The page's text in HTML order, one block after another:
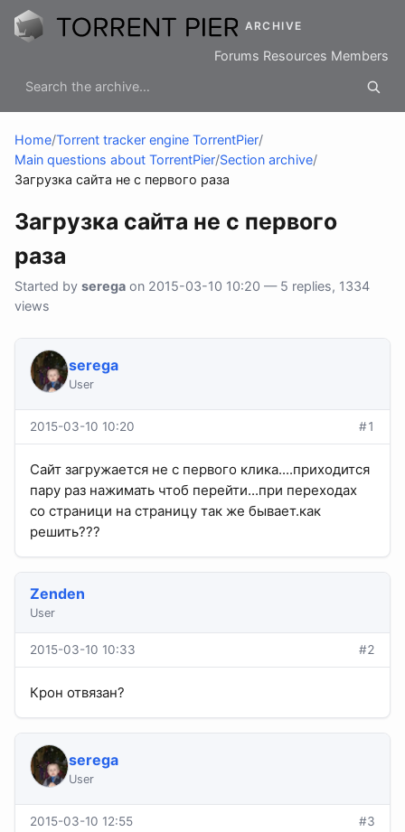
ARCHIVE
Forums Resources Members
Home/Torrent tracker engine TorrentPier/
Main questions about TorrentPier/Section archive/
Загрузка сайта не с первого раза
Загрузка сайта не с первого
раза
Started by serega on 2015-03-10 10:20 — 5 replies, 1334
views
serega
User
2015-03-10 10:20 #1
Сайт загружается не с первого клика....приходится
пару раз нажимать чтоб перейти...при переходах
со страници на страницу так же бывает.как
решить???
Zenden
User
2015-03-10 10:33 #2
Крон отвязан?
serega
User
2015-03-10 12:55 #3